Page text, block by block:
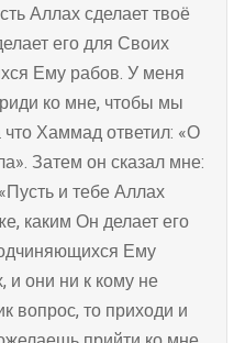
Аллах сделает твоё
его для Своих
Ему рабов. У меня
ко мне, чтобы мы
Хаммад ответил: «О
Затем он сказал мне:
и тебе Аллах
каким Он делает его
Ему
они ни к кому не
вопрос, то приходи и